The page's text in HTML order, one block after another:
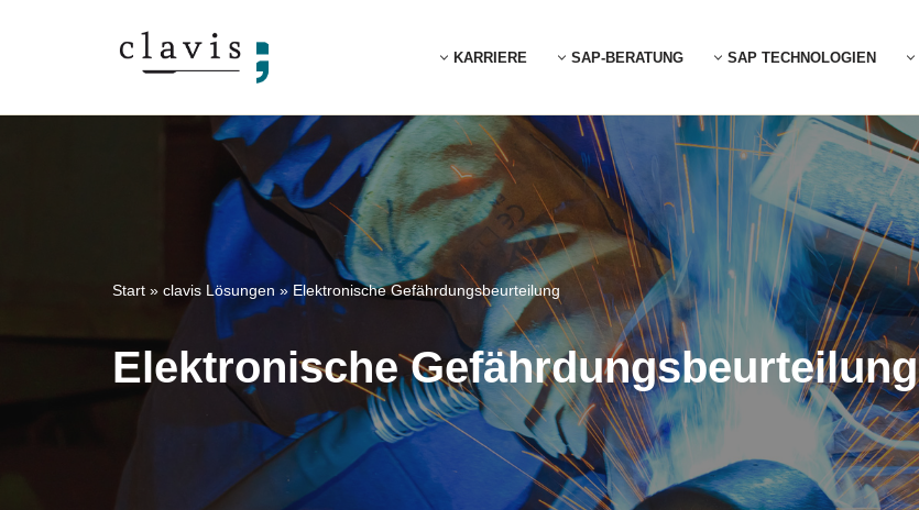
springen
KARRIERE SAP-BERATUNG SAP TECHNOLOGIEN
Start » clavis Lösungen » Elektronische Gefährdungsbeurteilung
Elektronische Gefährdungsbeurteilung